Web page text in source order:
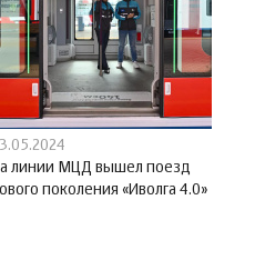
линии МЦД вышел поезд
поколения «Иволга 4.0»